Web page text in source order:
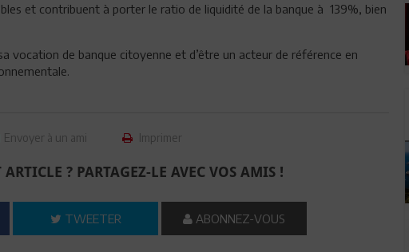
et contribuent à porter le ratio de liquidité de la banque à 139%, bien
vocation de banque citoyenne et d’être un acteur de référence en
Envoyer à un ami Imprimer
? PARTAGEZ-LE AVEC VOS AMIS !
TWEETER ABONNEZ-VOUS